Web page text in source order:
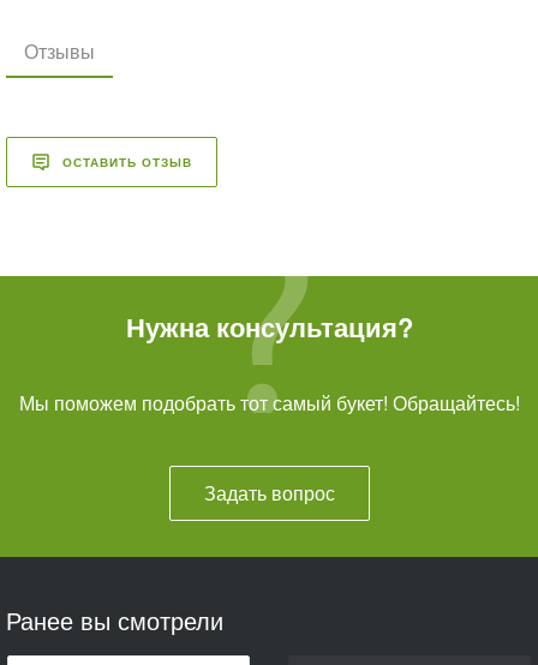
Отзывы
ОСТАВИТЬ ОТЗЫВ
Нужна консультация?
Мы поможем подобрать тот самый букет! Обращайтесь!
Задать вопрос
Ранее вы смотрели